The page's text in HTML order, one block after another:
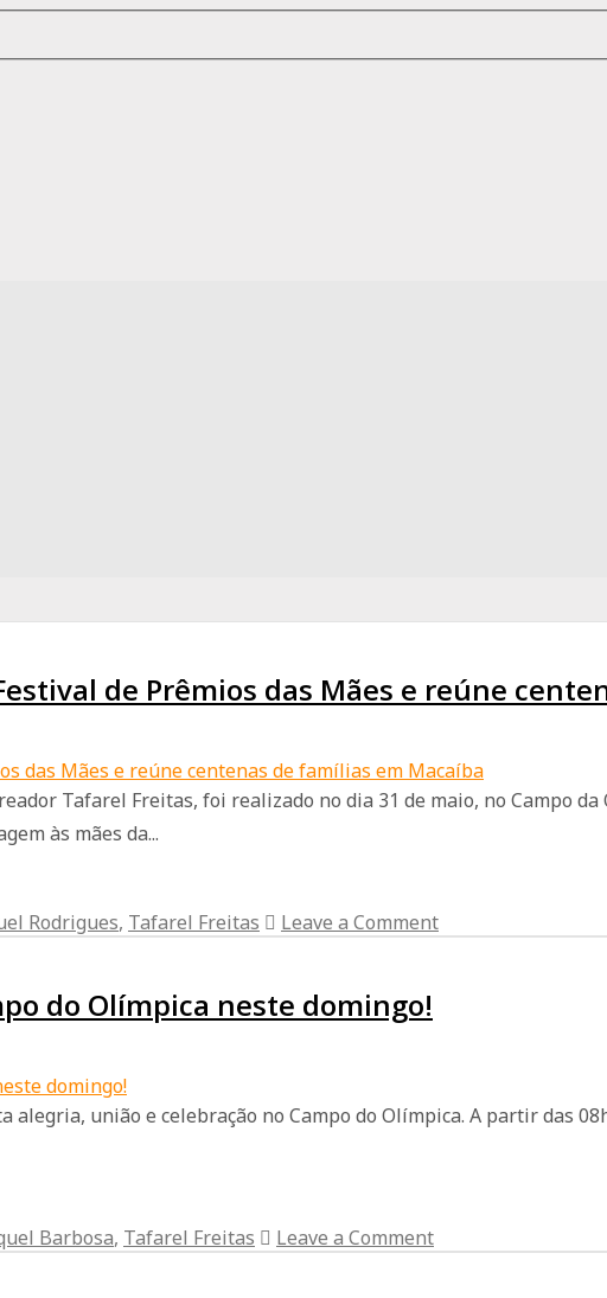
de Prêmios das Mães e reúne
Tafarel Freitas, foi realizado no dia 31 de maio, no Campo
às mães da...
Rodrigues, Tafarel Freitas
Leave a Comment
do Olímpica neste domingo!
alegria, união e celebração no Campo do Olímpica. A partir das
Barbosa, Tafarel Freitas
Leave a Comment